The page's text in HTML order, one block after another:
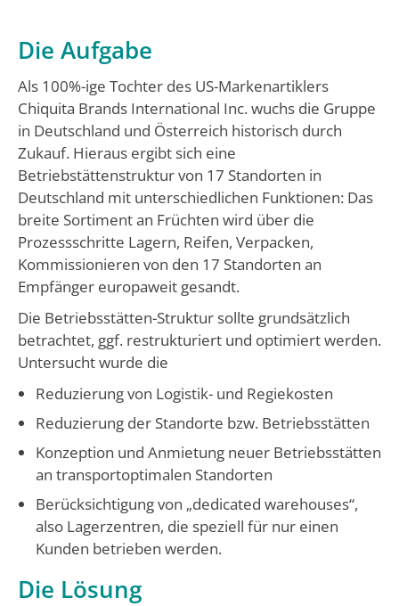
Die Aufgabe
Als 100%-ige Tochter des US-Markenartiklers
Chiquita Brands International Inc. wuchs die Gruppe
in Deutschland und Österreich historisch durch
Zukauf. Hieraus ergibt sich eine
Betriebstättenstruktur von 17 Standorten in
Deutschland mit unterschiedlichen Funktionen: Das
breite Sortiment an Früchten wird über die
Prozessschritte Lagern, Reifen, Verpacken,
Kommissionieren von den 17 Standorten an
Empfänger europaweit gesandt.
Die Betriebsstätten-Struktur sollte grundsätzlich
betrachtet, ggf. restrukturiert und optimiert werden.
Untersucht wurde die
Reduzierung von Logistik- und Regiekosten
Reduzierung der Standorte bzw. Betriebsstätten
Konzeption und Anmietung neuer Betriebsstätten
an transportoptimalen Standorten
Berücksichtigung von „dedicated warehouses“,
also Lagerzentren, die speziell für nur einen
Kunden betrieben werden.
Die Lösung